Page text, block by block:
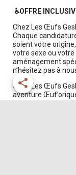
♿️OFFRE
Chez Les Œufs
Chaque
soient votre
votre sexe ou votre
aménagement
n’hésitez pas à
Chez Les Œufs
aventure
share